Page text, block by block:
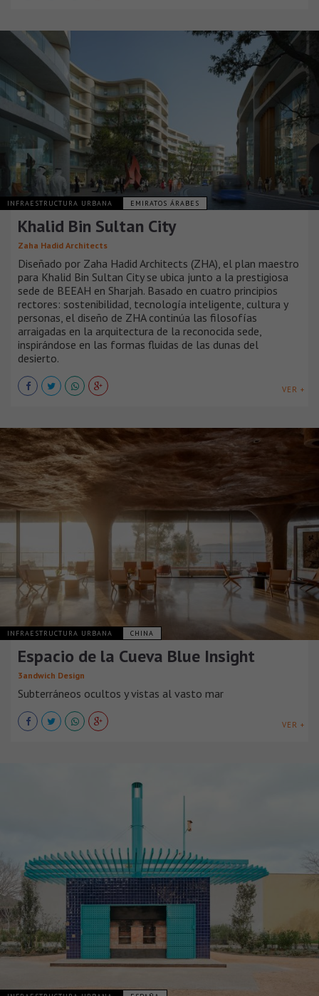
INFRAESTRUCTURA URBANA EMIRATOS ÁRABES
Khalid Bin Sultan City
Zaha Hadid Architects
Diseñado por Zaha Hadid Architects (ZHA), el plan maestro
para Khalid Bin Sultan City se ubica junto a la prestigiosa
sede de BEEAH en Sharjah. Basado en cuatro principios
rectores: sostenibilidad, tecnología inteligente, cultura y
personas, el diseño de ZHA continúa las filosofías
arraigadas en la arquitectura de la reconocida sede,
inspirándose en las formas fluidas de las dunas del
desierto.
VER +
INFRAESTRUCTURA URBANA CHINA
Espacio de la Cueva Blue Insight
3andwich Design
Subterráneos ocultos y vistas al vasto mar
VER +